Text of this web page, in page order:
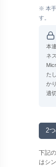
※ 本手
す。
本
ネ
た
か
適
2
下記
はシ